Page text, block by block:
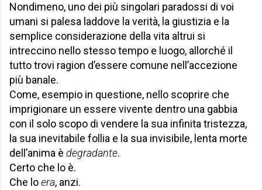
Nondimeno, uno dei più singolari paradossi di voi
umani si palesa laddove la verità, la giustizia e la
semplice considerazione della vita altrui si
intreccino nello stesso tempo e luogo, allorché il
tutto trovi ragion d’essere comune nell’accezione
più banale.
Come, esempio in questione, nello scoprire che
imprigionare un essere vivente dentro una gabbia
con il solo scopo di vendere la sua infinita tristezza,
la sua inevitabile follia e la sua invisibile, lenta morte
dell’anima è degradante.
Certo che lo è.
Che loera, anzi.